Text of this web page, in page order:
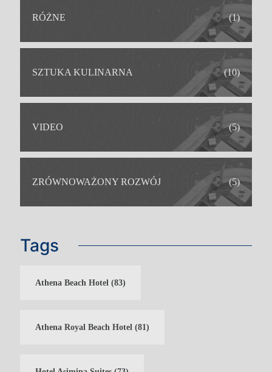
RÓŻNE (1)
SZTUKA KULINARNA (10)
VIDEO (5)
ZRÓWNOWAŻONY ROZWÓJ (5)
Tags
Athena Beach Hotel (83)
Athena Royal Beach Hotel (81)